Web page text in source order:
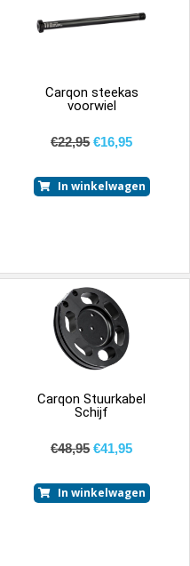
Carqon steekas
voorwiel
€22,95 €16,95
In winkelwagen
Carqon Stuurkabel
Schijf
€48,95 €41,95
In winkelwagen